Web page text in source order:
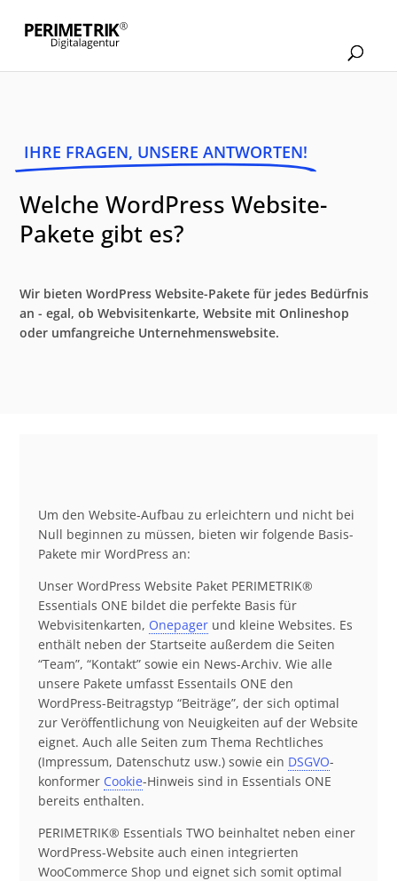
IHRE FRAGEN, UNSERE ANTWORTEN!
Welche WordPress Website-
Pakete gibt es?
Wir bieten WordPress Website-Pakete für jedes Bedürfnis
an - egal, ob Webvisitenkarte, Website mit Onlineshop
oder umfangreiche Unternehmenswebsite.
Um den Website-Aufbau zu erleichtern und nicht bei
Null beginnen zu müssen, bieten wir folgende Basis-
Pakete mir WordPress an:
Unser WordPress Website Paket PERIMETRIK®
Essentials ONE bildet die perfekte Basis für
Webvisitenkarten, Onepagerund kleine Websites. Es
enthält neben der Startseite außerdem die Seiten
“Team”, “Kontakt” sowie ein News-Archiv. Wie alle
unsere Pakete umfasst Essentails ONE den
WordPress-Beitragstyp “Beiträge”, der sich optimal
zur Veröffentlichung von Neuigkeiten auf der Website
eignet. Auch alle Seiten zum Thema Rechtliches
(Impressum, Datenschutz usw.) sowie ein DSGVO-
konformer Cookie-Hinweis sind in Essentials ONE
bereits enthalten.
PERIMETRIK® Essentials TWO beinhaltet neben einer
WordPress-Website auch einen integrierten
WooCommerce Shop und eignet sich somit optimal